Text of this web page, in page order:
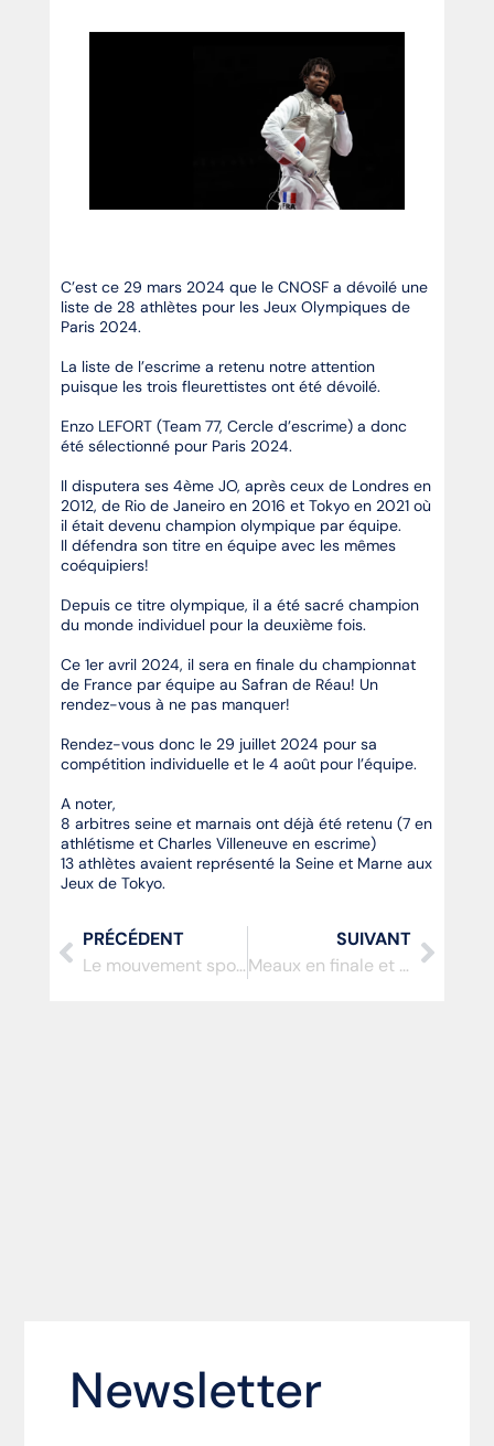
C’est ce 29 mars 2024 que le CNOSF a dévoilé une
liste de 28 athlètes pour les Jeux Olympiques de
Paris 2024.
La liste de l’escrime a retenu notre attention
puisque les trois fleurettistes ont été dévoilé.
Enzo LEFORT (Team 77, Cercle d’escrime) a donc
été sélectionné pour Paris 2024.
Il disputera ses 4ème JO, après ceux de Londres en
2012, de Rio de Janeiro en 2016 et Tokyo en 2021 où
il était devenu champion olympique par équipe.
Il défendra son titre en équipe avec les mêmes
coéquipiers!
Depuis ce titre olympique, il a été sacré champion
du monde individuel pour la deuxième fois.
Ce 1er avril 2024, il sera en finale du championnat
de France par équipe au Safran de Réau! Un
rendez-vous à ne pas manquer!
Rendez-vous donc le 29 juillet 2024 pour sa
compétition individuelle et le 4 août pour l’équipe.
A noter,
8 arbitres seine et marnais ont déjà été retenu (7 en
athlétisme et Charles Villeneuve en escrime)
13 athlètes avaient représenté la Seine et Marne aux
Jeux de Tokyo.
PRÉCÉDENT
Le mouvement sportif départemental en Assemblée Générale
SUIVANT
Meaux en finale et Combs 8ème du TOP 12 2024
Newsletter